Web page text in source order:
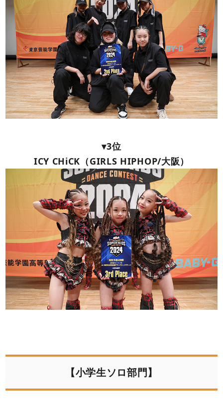
▾3位
ICY CHiCK（GIRLS HIPHOP/大阪）
【小学生ソロ部門】